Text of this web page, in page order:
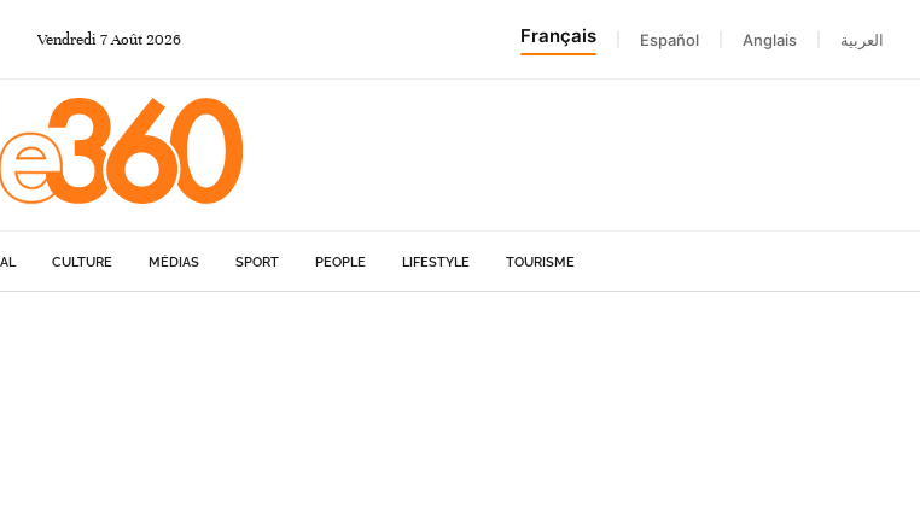
Vendredi 7Août 2026 Français Español Anglais العربية
CULTURE MÉDIAS SPORT PEOPLE LIFESTYLE TOURISME